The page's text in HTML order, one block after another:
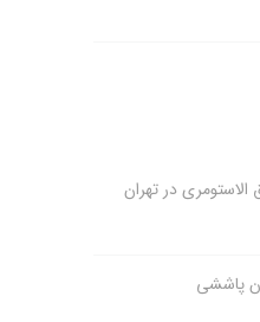
در تهران
پاششی